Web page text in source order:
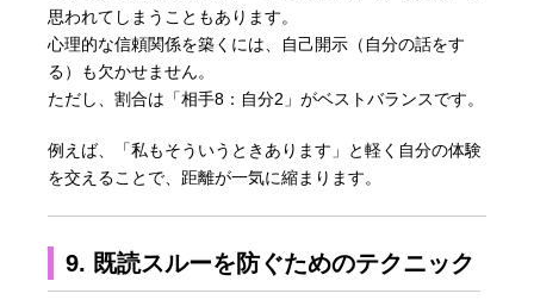
思われてしまうこともあります。
心理的な信頼関係を築くには、自己開示（自分の話をす
る）も欠かせません。
ただし、割合は「相手8：自分2」がベストバランスです。
例えば、「私もそういうときあります」と軽く自分の体験
を交えることで、距離が一気に縮まります。
9. 既読スルーを防ぐためのテクニック